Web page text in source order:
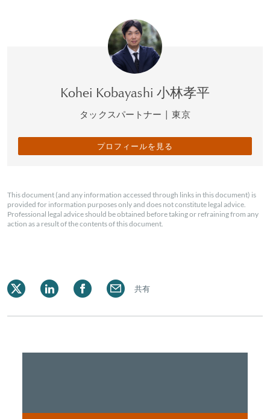
Kohei Kobayashi 小林孝平
タックスパートナー | 東京
プロフィールを見る
This document (and any information accessed through links in this document) is
provided for information purposes only and does not constitute legal advice.
Professional legal advice should be obtained before taking or refraining from any
action as a result of the contents of this document.
共有